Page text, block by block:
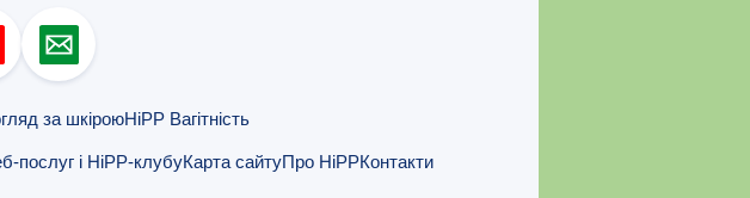
за шкіроюHiPP Вагітність
послуг і HiPP-клубуКарта сайтуПро HiPPКонтакти